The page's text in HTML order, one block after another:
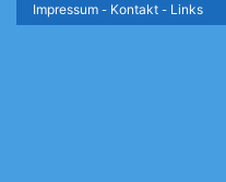
Impressum - Kontakt - Links